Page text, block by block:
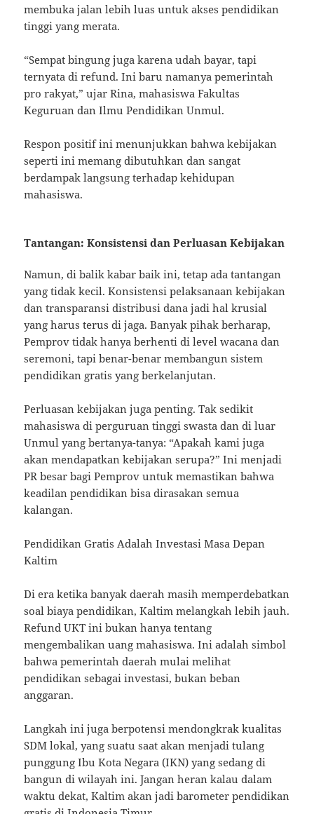
membuka jalan lebih luas untuk akses pendidikan
tinggi yang merata.
“Sempat bingung juga karena udah bayar, tapi
ternyata di refund. Ini baru namanya pemerintah
pro rakyat,” ujar Rina, mahasiswa Fakultas
Keguruan dan Ilmu Pendidikan Unmul.
Respon positif ini menunjukkan bahwa kebijakan
seperti ini memang dibutuhkan dan sangat
berdampak langsung terhadap kehidupan
mahasiswa.
Tantangan: Konsistensi dan Perluasan Kebijakan
Namun, di balik kabar baik ini, tetap ada tantangan
yang tidak kecil. Konsistensi pelaksanaan kebijakan
dan transparansi distribusi dana jadi hal krusial
yang harus terus di jaga. Banyak pihak berharap,
Pemprov tidak hanya berhenti di level wacana dan
seremoni, tapi benar-benar membangun sistem
pendidikan gratis yang berkelanjutan.
Perluasan kebijakan juga penting. Tak sedikit
mahasiswa di perguruan tinggi swasta dan di luar
Unmul yang bertanya-tanya: “Apakah kami juga
akan mendapatkan kebijakan serupa?” Ini menjadi
PR besar bagi Pemprov untuk memastikan bahwa
keadilan pendidikan bisa dirasakan semua
kalangan.
Pendidikan Gratis Adalah Investasi Masa Depan
Kaltim
Di era ketika banyak daerah masih memperdebatkan
soal biaya pendidikan, Kaltim melangkah lebih jauh.
Refund UKT ini bukan hanya tentang
mengembalikan uang mahasiswa. Ini adalah simbol
bahwa pemerintah daerah mulai melihat
pendidikan sebagai investasi, bukan beban
anggaran.
Langkah ini juga berpotensi mendongkrak kualitas
SDM lokal, yang suatu saat akan menjadi tulang
punggung Ibu Kota Negara (IKN) yang sedang di
bangun di wilayah ini. Jangan heran kalau dalam
waktu dekat, Kaltim akan jadi barometer pendidikan